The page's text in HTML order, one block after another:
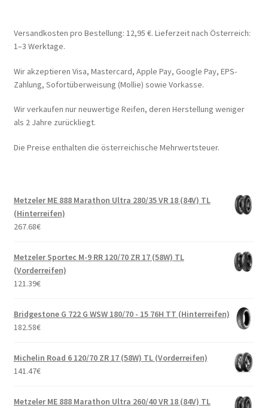
Versandkosten pro Bestellung: 12,95 €. Lieferzeit nach Österreich:
1–3 Werktage.
Wir akzeptieren Visa, Mastercard, Apple Pay, Google Pay, EPS-
Zahlung, Sofortüberweisung (Mollie) sowie Vorkasse.
Wir verkaufen nur neuwertige Reifen, deren Herstellung weniger
als 2 Jahre zurückliegt.
Die Preise enthalten die österreichische Mehrwertsteuer.
Metzeler ME 888 Marathon Ultra 280/35 VR 18 (84V) TL
(Hinterreifen)
267.68€
Metzeler Sportec M-9 RR 120/70 ZR 17 (58W) TL
(Vorderreifen)
121.39€
Bridgestone G 722 G WSW 180/70 - 15 76H TT (Hinterreifen)
182.58€
Michelin Road 6 120/70 ZR 17 (58W) TL (Vorderreifen)
141.47€
Metzeler ME 888 Marathon Ultra 260/40 VR 18 (84V) TL